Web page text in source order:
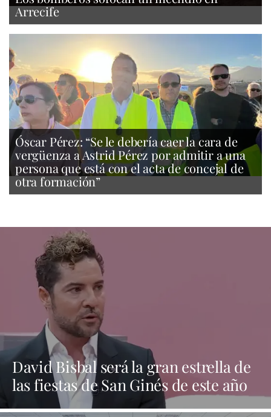
Arrecife
Óscar Pérez: “Se le debería caer la cara de
vergüenza a Astrid Pérez por admitir a una
persona que está con el acta de concejal de
otra formación”
David Bisbal será la gran estrella de
las fiestas de San Ginés de este año